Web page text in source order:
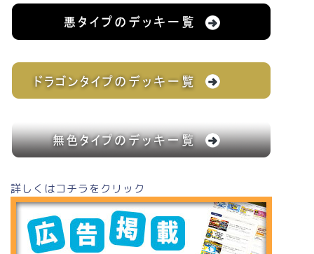
詳しくはコチラをクリック